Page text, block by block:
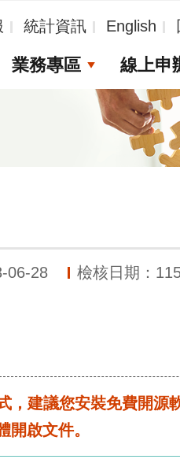
統計資訊 English
業務專區 線上申
06-28
檢核日期：
，建議您安裝免費開源
啟文件。